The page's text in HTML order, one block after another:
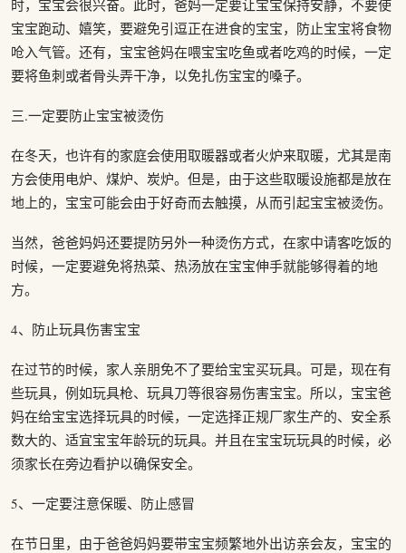
时，宝宝会很兴奋。此时，爸妈一定要让宝宝保持安静，不要使
宝宝跑动、嬉笑，要避免引逗正在进食的宝宝，防止宝宝将食物
呛入气管。还有，宝宝爸妈在喂宝宝吃鱼或者吃鸡的时候，一定
要将鱼刺或者骨头弄干净，以免扎伤宝宝的嗓子。
三.一定要防止宝宝被烫伤
在冬天，也许有的家庭会使用取暖器或者火炉来取暖，尤其是南
方会使用电炉、煤炉、炭炉。但是，由于这些取暖设施都是放在
地上的，宝宝可能会由于好奇而去触摸，从而引起宝宝被烫伤。
当然，爸爸妈妈还要提防另外一种烫伤方式，在家中请客吃饭的
时候，一定要避免将热菜、热汤放在宝宝伸手就能够得着的地
方。
4、防止玩具伤害宝宝
在过节的时候，家人亲朋免不了要给宝宝买玩具。可是，现在有
些玩具，例如玩具枪、玩具刀等很容易伤害宝宝。所以，宝宝爸
妈在给宝宝选择玩具的时候，一定选择正规厂家生产的、安全系
数大的、适宜宝宝年龄玩的玩具。并且在宝宝玩玩具的时候，必
须家长在旁边看护以确保安全。
5、一定要注意保暖、防止感冒
在节日里，由于爸爸妈妈要带宝宝频繁地外出访亲会友，宝宝的